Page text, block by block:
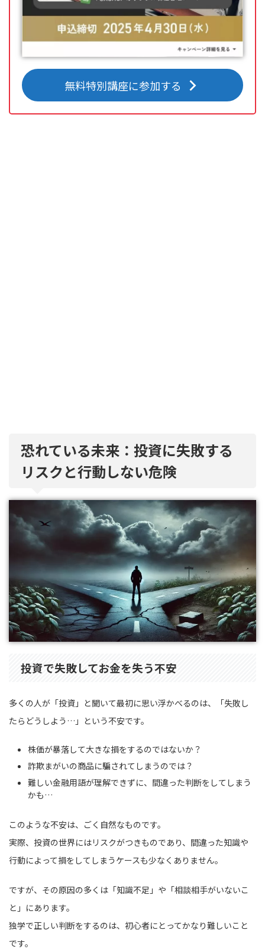
無料特別講座に参加する
恐れている未来：投資に失敗する
リスクと行動しない危険
投資で失敗してお金を失う不安
多くの人が「投資」と聞いて最初に思い浮かべるのは、「失敗し
たらどうしよう…」という不安です。
株価が暴落して大きな損をするのではないか？
詐欺まがいの商品に騙されてしまうのでは？
難しい金融用語が理解できずに、間違った判断をしてしまう
かも…
このような不安は、ごく自然なものです。
実際、投資の世界にはリスクがつきものであり、間違った知識や
行動によって損をしてしまうケースも少なくありません。
ですが、その原因の多くは「知識不足」や「相談相手がいないこ
と」にあります。
独学で正しい判断をするのは、初心者にとってかなり難しいこと
です。